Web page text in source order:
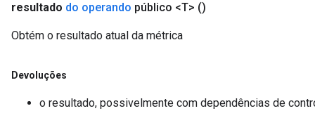
resultado do operando público <T> ()
Obtém o resultado atual da métrica
Devoluções
o resultado, possivelmente com dependências de